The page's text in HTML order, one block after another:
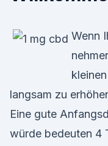
Wenn
langsam zu
Eine gute
würde bedeuten 4